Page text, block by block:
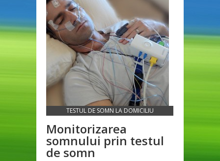
TESTUL DE SOMN LA DOMICILIU
Monitorizarea
somnului prin testul
de somn